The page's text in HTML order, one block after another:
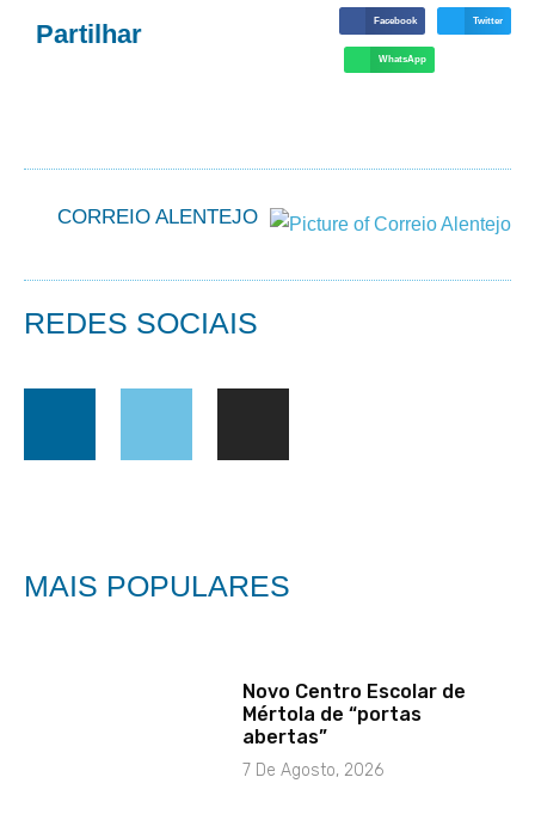
Partilhar Facebook Twitter
WhatsApp
CORREIO ALENTEJO
REDES SOCIAIS
MAIS POPULARES
Novo Centro Escolar de
Mértola de “portas
abertas”
7 De Agosto, 2026